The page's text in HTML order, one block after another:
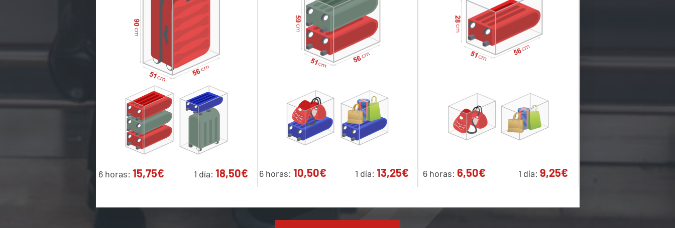
6 horas:15,75€ 1 día:18,50€ 6 horas:10,50€ 1 día:13,25€ 6 horas: 6,50€ 1 día:9,25€